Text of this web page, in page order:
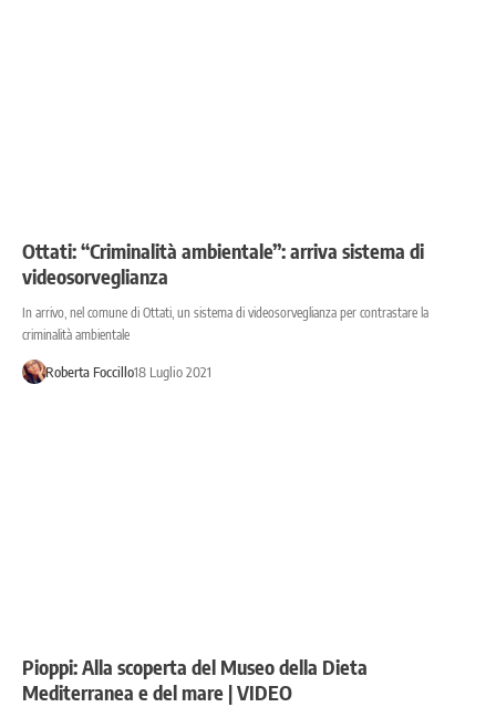
Ottati: “Criminalità ambientale”: arriva sistema di
videosorveglianza
In arrivo, nel comune di Ottati, un sistema di videosorveglianza per contrastare la
criminalità ambientale
Roberta Foccillo18 Luglio 2021
Pioppi: Alla scoperta del Museo della Dieta
Mediterranea e del mare | VIDEO